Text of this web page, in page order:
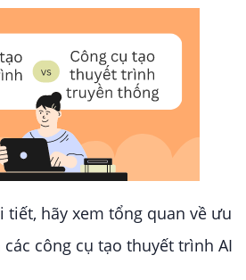
tiết, hãy xem tổng quan về ưu
công cụ tạo thuyết trình AI